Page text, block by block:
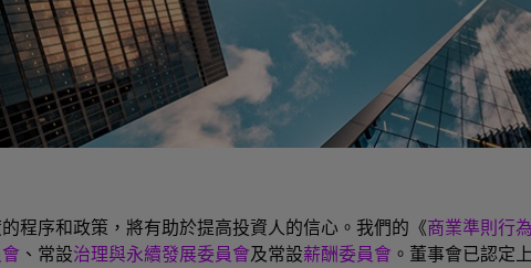
程序和政策，將有助於提高投資人的信心。我們的《商業準則行
、常設治理與永續發展委員會及常設薪酬委員會 。董事會已認定